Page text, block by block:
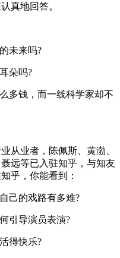
真地回答。
未来吗?
朵吗?
钱，而一线科学家却不
业者，陈佩斯、黄渤、
远等已入驻知乎，与知友
乎，你能看到：
己的戏路有多难?
引导演员表演?
得快乐?